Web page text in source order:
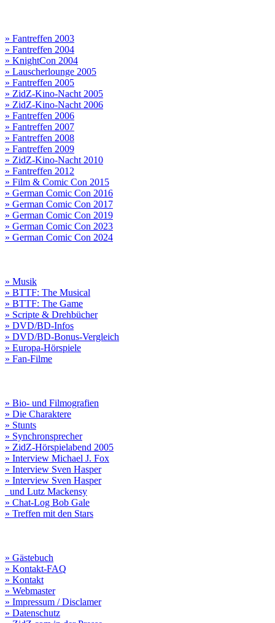
» Fantreffen 2003
» Fantreffen 2004
» KnightCon 2004
» Lauscherlounge 2005
» Fantreffen 2005
» ZidZ-Kino-Nacht 2005
» ZidZ-Kino-Nacht 2006
» Fantreffen 2006
» Fantreffen 2007
» Fantreffen 2008
» Fantreffen 2009
» ZidZ-Kino-Nacht 2010
» Fantreffen 2012
» Film & Comic Con 2015
» German Comic Con 2016
» German Comic Con 2017
» German Comic Con 2019
» German Comic Con 2023
» German Comic Con 2024
» Musik
» BTTF: The Musical
» BTTF: The Game
» Scripte & Drehbücher
» DVD/BD-Infos
» DVD/BD-Bonus-Vergleich
» Europa-Hörspiele
» Fan-Filme
» Bio- und Filmografien
» Die Charaktere
» Stunts
» Synchronsprecher
» ZidZ-Hörspielabend 2005
» Interview Michael J. Fox
» Interview Sven Hasper
» Interview Sven Hasper
und Lutz Mackensy
» Chat-Log Bob Gale
» Treffen mit den Stars
» Gästebuch
» Kontakt-FAQ
» Kontakt
» Webmaster
» Impressum / Disclamer
» Datenschutz